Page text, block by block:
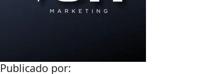
Publicado por: